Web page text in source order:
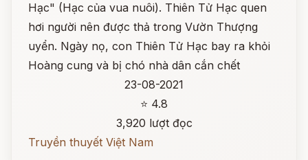
Hạc" (Hạc của vua nuôi). Thiên Tử Hạc quen
hơi người nên được thả trong Vườn Thượng
uyển. Ngày nọ, con Thiên Tử Hạc bay ra khỏi
Hoàng cung và bị chó nhà dân cắn chết
23-08-2021
⭐ 4.8
3,920 lượt đọc
Truyền thuyết Việt Nam